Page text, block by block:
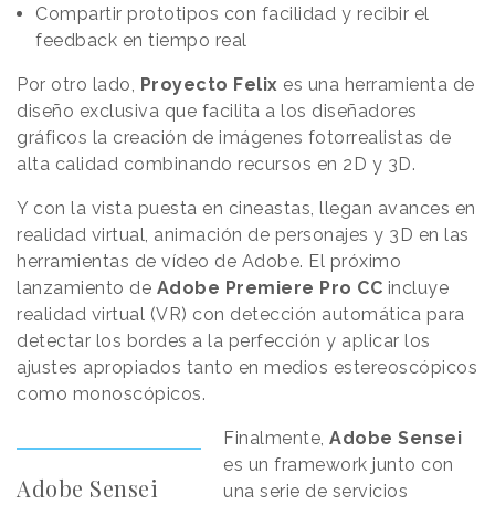
Compartir prototipos con facilidad y recibir el
feedback en tiempo real
Por otro lado, Proyecto Felix es una herramienta de
diseño exclusiva que facilita a los diseñadores
gráficos la creación de imágenes fotorrealistas de
alta calidad combinando recursos en 2D y 3D.
Y con la vista puesta en cineastas, llegan avances en
realidad virtual, animación de personajes y 3D en las
herramientas de vídeo de Adobe. El próximo
lanzamiento de Adobe Premiere Pro CC incluye
realidad virtual (VR) con detección automática para
detectar los bordes a la perfección y aplicar los
ajustes apropiados tanto en medios estereoscópicos
como monoscópicos.
Adobe Sensei
Finalmente,Adobe Sensei
es un framework junto con
una serie de servicios